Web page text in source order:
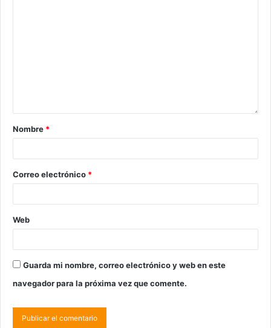
Nombre *
Correo electrónico *
Web
Guarda mi nombre, correo electrónico y web en este
navegador para la próxima vez que comente.